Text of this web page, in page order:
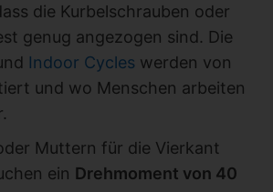
die Kurbelschrauben oder
genug angezogen sind. Die
Indoor Cycles werden von
und wo Menschen arbeiten
Muttern für die Vierkant
ein Drehmoment von 40